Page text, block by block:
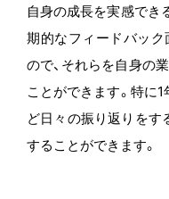
自身の成長を実感でき
期的なフィードバッ
ので、それらを自身の
ことができます。特に
ど日々の振り返りをす
することができます。